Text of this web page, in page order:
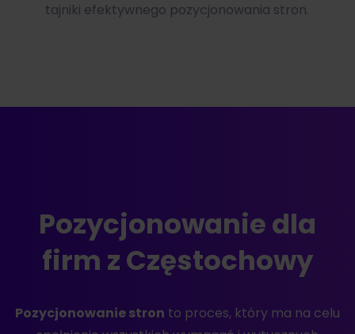
tajniki efektywnego pozycjonowania stron.
Pozycjonowanie dla
firm z Częstochowy
Pozycjonowanie stron to proces, który ma na celu